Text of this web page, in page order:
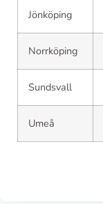
Jönköping
Norrköping
Sundsvall
Umeå